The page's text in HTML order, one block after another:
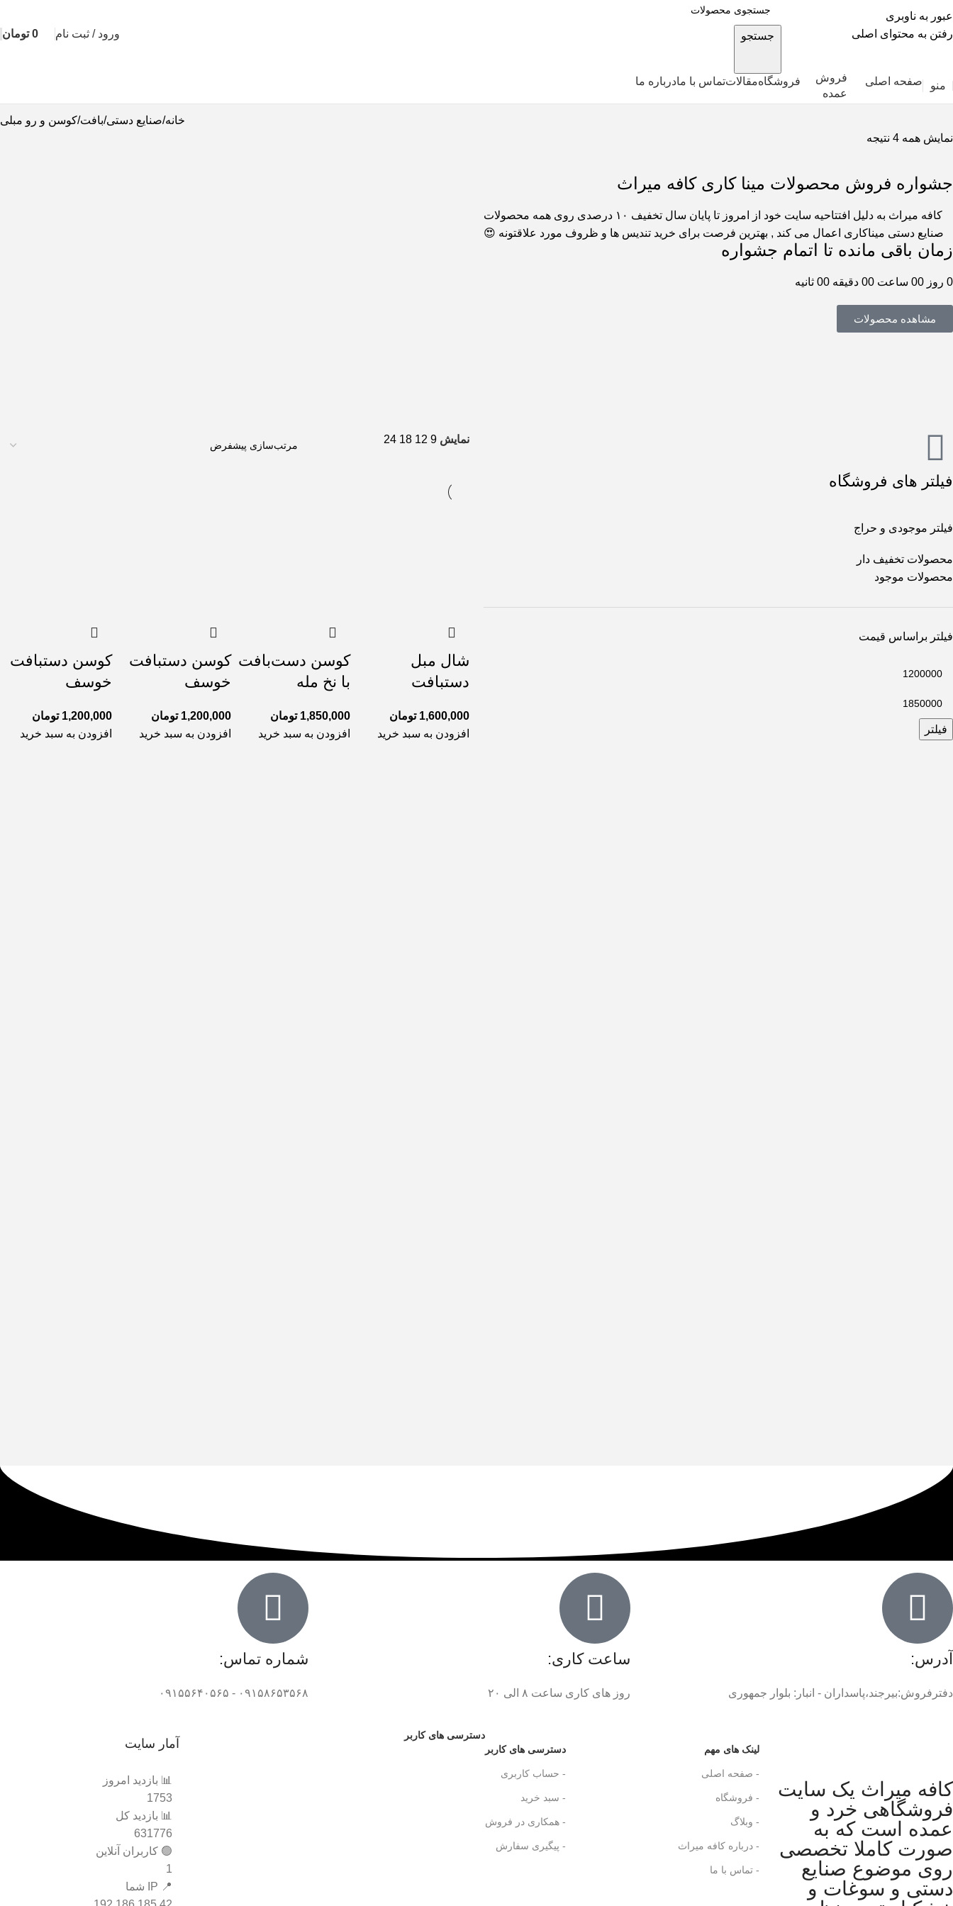
عبور به ناوبری
رفتن به محتوای اصلی
جستجو ورود / ثبت نام 0 تومان
منو صفحه اصلی
فروش
عمده
فروشگاهمقالاتتماس با مادرباره ما
خانه صنایع دستی بافت کوسن و رو مبلی
نمایش همه 4 نتیجه
جشواره فروش محصولات مینا کاری کافه میراث
کافه میراث به دلیل افتتاحیه سایت خود از امروز تا پایان سال تخفیف ۱۰ درصدی روی همه محصولات
صنایع دستی میناکاری اعمال می کند , بهترین فرصت برای خرید تندیس ها و ظروف مورد علاقتونه 😍
زمان باقی مانده تا اتمام جشواره
0 روز 00 ساعت 00 دقیقه 00 ثانیه
مشاهده محصولات
فیلتر های فروشگاه
فیلتر موجودی و حراج
محصولات تخفیف دار
محصولات موجود
فیلتر براساس قیمت
فیلتر
نمایش 9
12
18
24
شال مبل
دستبافت
1,600,000 تومان
افزودن به سبد خرید
کوسن دست‌بافت
با نخ مله
1,850,000 تومان
افزودن به سبد خرید
کوسن دستبافت
خوسف
1,200,000 تومان
افزودن به سبد خرید
کوسن دستبافت
خوسف
1,200,000 تومان
افزودن به سبد خرید
آدرس:
دفترفروش:بیرجند،پاسداران - انبار: بلوار جمهوری
ساعت کاری:
روز های کاری ساعت ۸ الی ۲۰
شماره تماس:
۰۹۱۵۸۶۵۳۵۶۸ - ۰۹۱۵۵۶۴۰۵۶۵
کافه میراث یک سایت
فروشگاهی خرد و
عمده است که به
صورت کاملا تخصصی
روی موضوع صنایع
دستی و سوغات و
لینک های مهم
- صفحه اصلی
- فروشگاه
- وبلاگ
- درباره کافه میراث
- تماس با ما
دسترسی های کاربر
دسترسی های کاربر
- حساب کاربری
- سبد خرید
- همکاری در فروش
- پیگیری سفارش
آمار سایت
📊 بازدید امروز
1753
📊 بازدید کل
631776
🟢 کاربران آنلاین
1
📍 IP شما